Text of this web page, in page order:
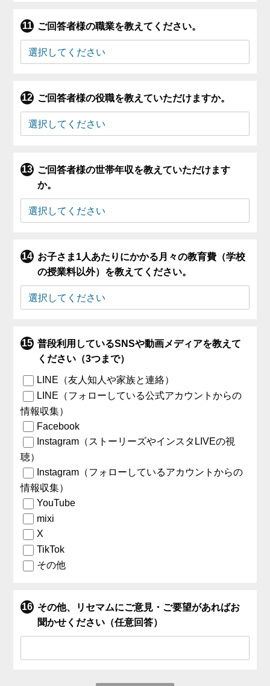
ご回答者様の職業を教えてください。
ご回答者様の役職を教えていただけますか。
ご回答者様の世帯年収を教えていただけます
か。
お子さま1人あたりにかかる月々の教育費（学校
の授業料以外）を教えてください。
普段利用しているSNSや動画メディアを教えて
ください（3つまで）
LINE（友人知人や家族と連絡）
LINE（フォローしている公式アカウントからの
情報収集）
Facebook
Instagram（ストーリーズやインスタLIVEの視
聴）
Instagram（フォローしているアカウントからの
情報収集）
YouTube
mixi
X
TikTok
その他
その他、リセマムにご意見・ご要望があればお
聞かせください（任意回答）